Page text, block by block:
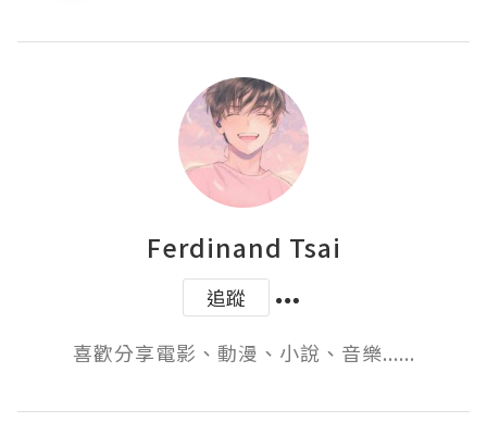
Ferdinand Tsai
追蹤
喜歡分享電影、動漫、小說、音樂......